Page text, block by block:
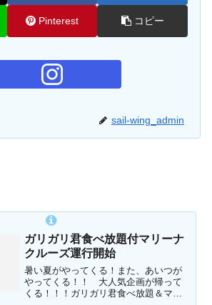
Pinterest コピー
sail-wing_admin
ガリガリ君食べ放題付マリーナ
クルーズ運行開始
暑い夏がやってくる！また、あいつが
やってくる！！ 大人気企画が帰って
くる！！！ガリガリ君食べ放題＆マリ